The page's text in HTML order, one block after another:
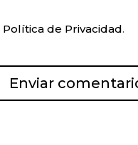
Política de Privacidad.